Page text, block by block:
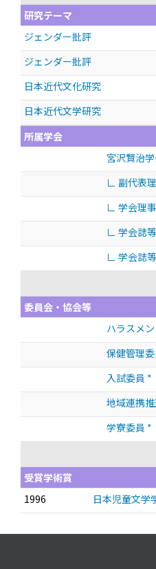
研究テーマ
ジェンダー批評
ジェンダー批評
日本近代文化研究
日本近代文学研究
所属学会
宮沢賢治
∟ 副代表
∟ 学会理事
∟ 学会誌
∟ 学会誌
委員会・協会等
ハラスメ
保健管理
入試委員 *
地域連携
学寮委員 *
受賞学術賞
1996
日本児童文学